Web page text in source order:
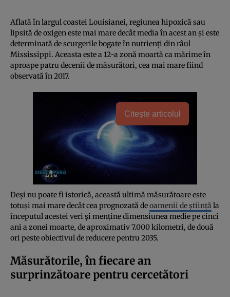
Aflată în largul coastei Louisianei, regiunea hipoxică sau
lipsită de oxigen este mai mare decât media în acest an și este
determinată de scurgerile bogate în nutrienți din râul
Mississippi. Aceasta este a 12-a zonă moartă ca mărime în
aproape patru decenii de măsurători, cea mai mare fiind
observată în 2017.
Citește articolul
Deși nu poate fi istorică, această ultimă măsurătoare este
totuși mai mare decât cea prognozată deoamenii de știință la
începutul acestei veri și menține dimensiunea medie pe cinci
ani a zonei moarte, de aproximativ 7.000 kilometri, de două
ori peste obiectivul de reducere pentru 2035.
Măsurătorile, în fiecare an
surprinzătoare pentru cercetători